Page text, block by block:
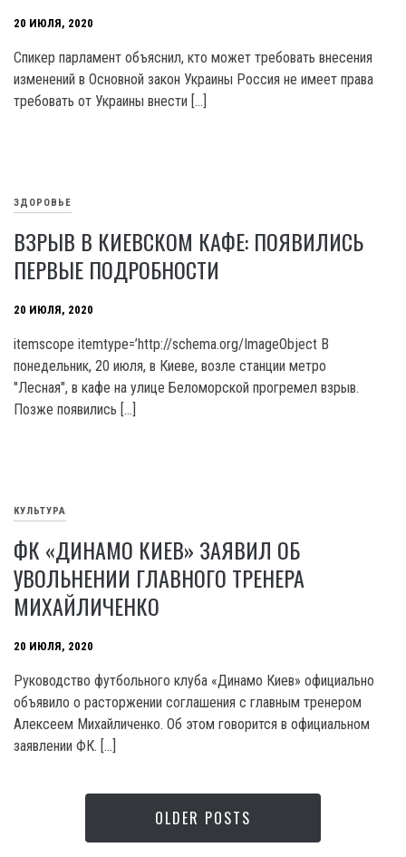
20 ИЮЛЯ, 2020
Спикер парламент объяснил, кто может требовать внесения
изменений в Основной закон Украины Россия не имеет права
требовать от Украины внести […]
ЗДОРОВЬЕ
ВЗРЫВ В КИЕВСКОМ КАФЕ: ПОЯВИЛИСЬ
ПЕРВЫЕ ПОДРОБНОСТИ
20 ИЮЛЯ, 2020
itemscope itemtype=’http://schema.org/ImageObject В
понедельник, 20 июля, в Киеве, возле станции метро
"Лесная", в кафе на улице Беломорской прогремел взрыв.
Позже появились […]
КУЛЬТУРА
ФК «ДИНАМО КИЕВ» ЗАЯВИЛ ОБ
УВОЛЬНЕНИИ ГЛАВНОГО ТРЕНЕРА
МИХАЙЛИЧЕНКО
20 ИЮЛЯ, 2020
Руководство футбольного клуба «Динамо Киев» официально
объявило о расторжении соглашения с главным тренером
Алексеем Михайличенко. Об этом говорится в официальном
заявлении ФК. […]
OLDER POSTS